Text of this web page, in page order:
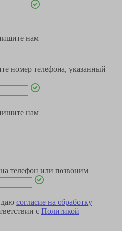
нам
номер телефона, указанный
нам
телефон или позвоним
даю согласие на обработку
с Политикой